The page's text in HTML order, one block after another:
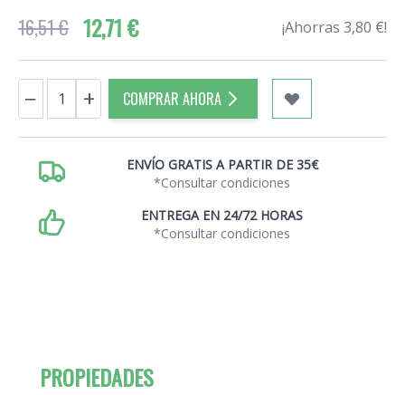
16,51 € 12,71 € ¡Ahorras 3,80 €!
Cantidad
− + COMPRAR AHORA
ENVÍO GRATIS A PARTIR DE 35€
*Consultar condiciones
ENTREGA EN 24/72 HORAS
*Consultar condiciones
PROPIEDADES